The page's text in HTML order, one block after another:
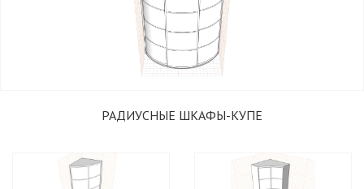
ПОДОБРАТЬ КУХНЮ
РАДИУСНЫЕ ШКАФЫ-КУПЕ